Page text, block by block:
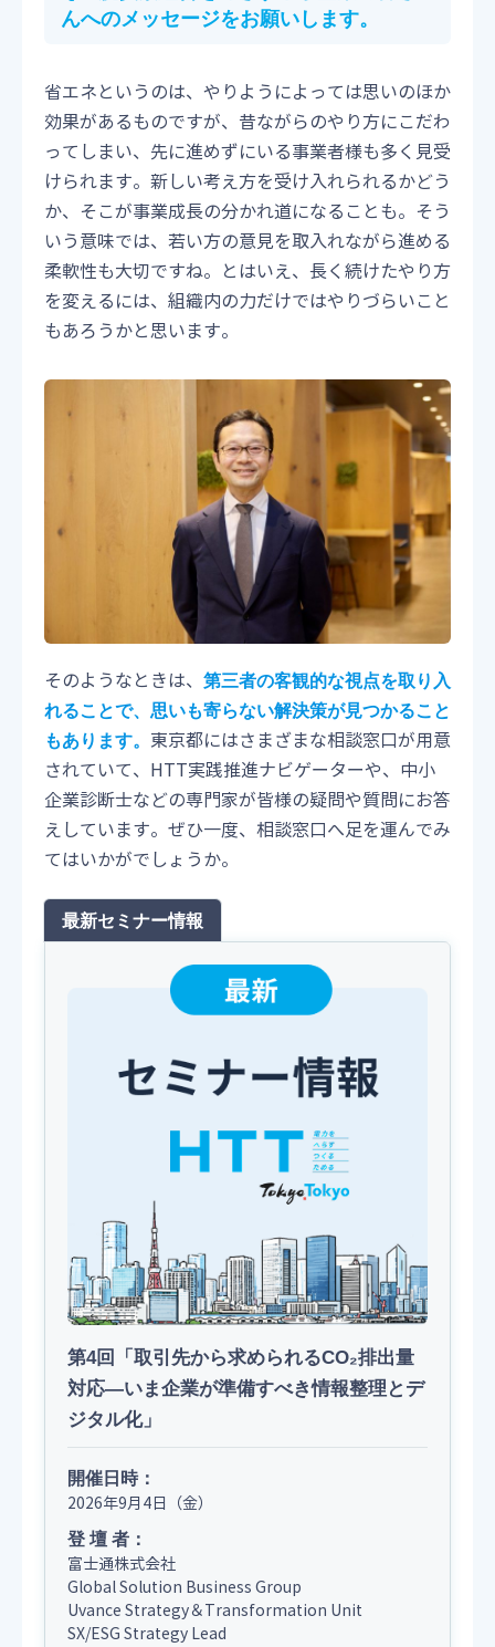
んへのメッセージをお願いします。
省エネというのは、やりようによっては思いのほか
効果があるものですが、昔ながらのやり方にこだわ
ってしまい、先に進めずにいる事業者様も多く見受
けられます。新しい考え方を受け入れられるかどう
か、そこが事業成長の分かれ道になることも。そう
いう意味では、若い方の意見を取入れながら進める
柔軟性も大切ですね。とはいえ、長く続けたやり方
を変えるには、組織内の力だけではやりづらいこと
もあろうかと思います。
そのようなときは、 第三者の客観的な視点を取り入
れることで、思いも寄らない解決策が見つかること
もあります。 東京都にはさまざまな相談窓口が用意
されていて、HTT実践推進ナビゲーターや、中小
企業診断士などの専門家が皆様の疑問や質問にお答
えしています。ぜひ一度、相談窓口へ足を運んでみ
てはいかがでしょうか。
最新セミナー情報
第4回「取引先から求められるCO₂排出量
対応―いま企業が準備すべき情報整理とデ
ジタル化」
開催日時：
2026年9月4日（金）
登 壇 者：
富士通株式会社
Global Solution Business Group
Uvance Strategy＆Transformation Unit
SX/ESG Strategy Lead